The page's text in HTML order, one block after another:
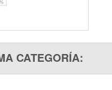
CATEGORÍA: